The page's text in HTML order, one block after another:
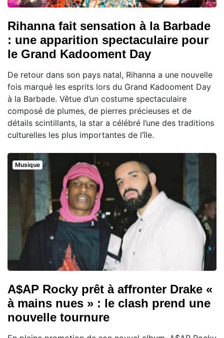
Rihanna fait sensation à la Barbade
: une apparition spectaculaire pour
le Grand Kadooment Day
De retour dans son pays natal, Rihanna a une nouvelle
fois marqué les esprits lors du Grand Kadooment Day
à la Barbade. Vêtue d’un costume spectaculaire
composé de plumes, de pierres précieuses et de
détails scintillants, la star a célébré l’une des traditions
culturelles les plus importantes de l’île.
Musique
A$AP Rocky prêt à affronter Drake «
à mains nues » : le clash prend une
nouvelle tournure